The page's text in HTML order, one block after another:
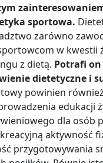
sportowa.
zarówno
w kwestii
z dietą. Potrafi on
dietetyczne i
powinien
edukacji
dla osób
aktywność
przygotowywania